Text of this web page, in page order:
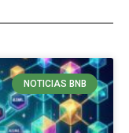
NOTICIAS BNB